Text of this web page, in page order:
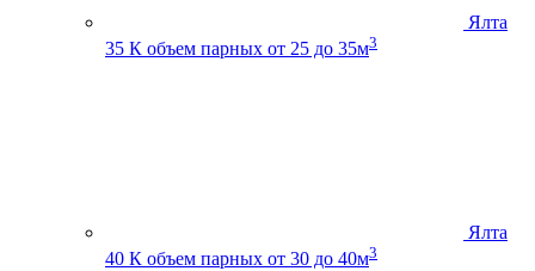
Ялта
35 К объем парных от 25 до 35м3
Ялта
40 К объем парных от 30 до 40м3